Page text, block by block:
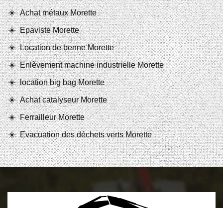
Achat métaux Morette
Epaviste Morette
Location de benne Morette
Enlèvement machine industrielle Morette
location big bag Morette
Achat catalyseur Morette
Ferrailleur Morette
Evacuation des déchets verts Morette